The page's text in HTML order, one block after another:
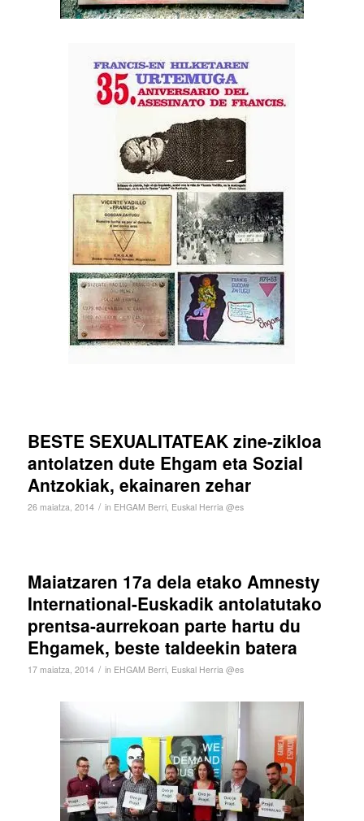
BESTE SEXUALITATEAK zine-zikloa
antolatzen dute Ehgam eta Sozial
Antzokiak, ekainaren zehar
26 maiatza, 2014 / in EHGAM Berri, Euskal Herria @es
Maiatzaren 17a dela etako Amnesty
International-Euskadik antolatutako
prentsa-aurrekoan parte hartu du
Ehgamek, beste taldeekin batera
17 maiatza, 2014 / in EHGAM Berri, Euskal Herria @es